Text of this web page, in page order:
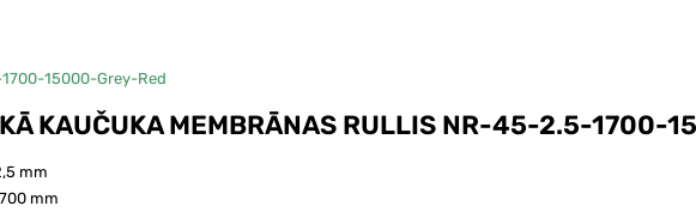
15000-Grey-Red
KAUČUKA MEMBRĀNAS RULLIS NR-45-2.5-1700-
mm
mm